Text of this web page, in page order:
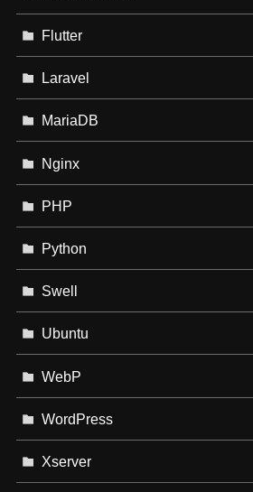
Flutter
Laravel
MariaDB
Nginx
PHP
Python
Swell
Ubuntu
WebP
WordPress
Xserver